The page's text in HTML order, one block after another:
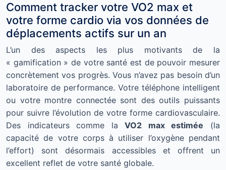
Comment tracker votre VO2 max et
votre forme cardio via vos données de
déplacements actifs sur un an
L’un des aspects les plus motivants de la
« gamification » de votre santé est de pouvoir mesurer
concrètement vos progrès. Vous n’avez pas besoin d’un
laboratoire de performance. Votre téléphone intelligent
ou votre montre connectée sont des outils puissants
pour suivre l’évolution de votre forme cardiovasculaire.
Des indicateurs comme laVO2 max estimée (la
capacité de votre corps à utiliser l’oxygène pendant
l’effort) sont désormais accessibles et offrent un
excellent reflet de votre santé globale.